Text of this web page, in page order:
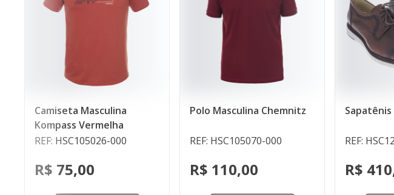
000
Polo Masculina Chemnitz
REF: HSC105070-000
Sapatênis Frankfurt
REF: HSC127005-000